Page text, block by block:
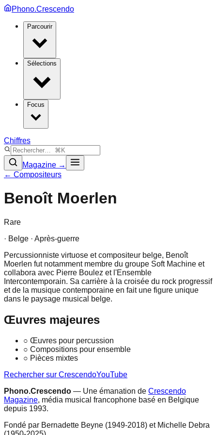
Phono.Crescendo
Parcourir
Sélections
Focus
Chiffres
Magazine →
← Compositeurs
Benoît Moerlen
Rare
· Belge · Après-guerre
Percussionniste virtuose et compositeur belge, Benoît
Moerlen fut notamment membre du groupe Soft Machine et
collabora avec Pierre Boulez et l'Ensemble
Intercontemporain. Sa carrière à la croisée du rock progressif
et de la musique contemporaine en fait une figure unique
dans le paysage musical belge.
Œuvres majeures
○ Œuvres pour percussion
○ Compositions pour ensemble
○ Pièces mixtes
Rechercher sur CrescendoYouTube
Phono.Crescendo — Une émanation de Crescendo
Magazine, média musical francophone basé en Belgique
depuis 1993.
Fondé par Bernadette Beyne (1949-2018) et Michelle Debra